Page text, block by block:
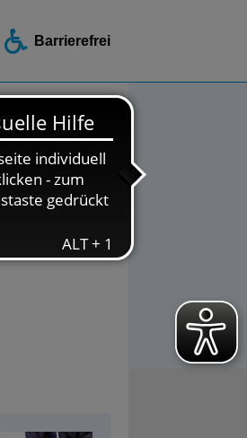
Barrierefrei